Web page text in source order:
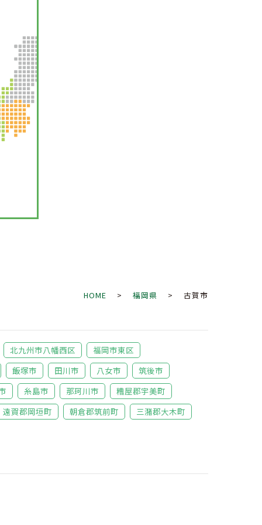
HOME > 福岡県 > 古賀市
北九州市八幡西区
福岡市東区
飯塚市
田川市 八女市
筑後市
糸島市 那珂川市
糟屋郡宇美町
遠賀郡岡垣町
朝倉郡筑前町 三潴郡大木町